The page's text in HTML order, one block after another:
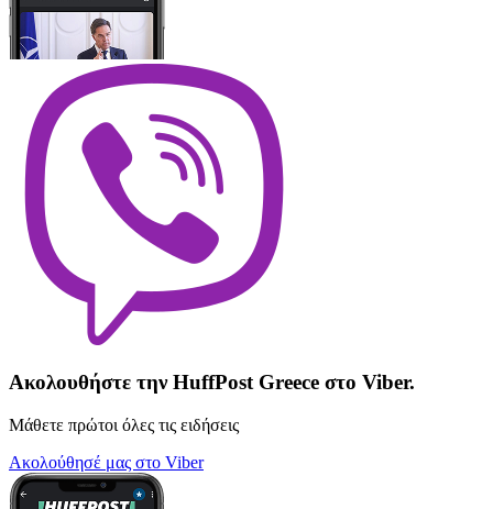
Ακολουθήστε την HuffPost Greece στο Viber.
Μάθετε πρώτοι όλες τις ειδήσεις
Ακολούθησέ μας στο Viber